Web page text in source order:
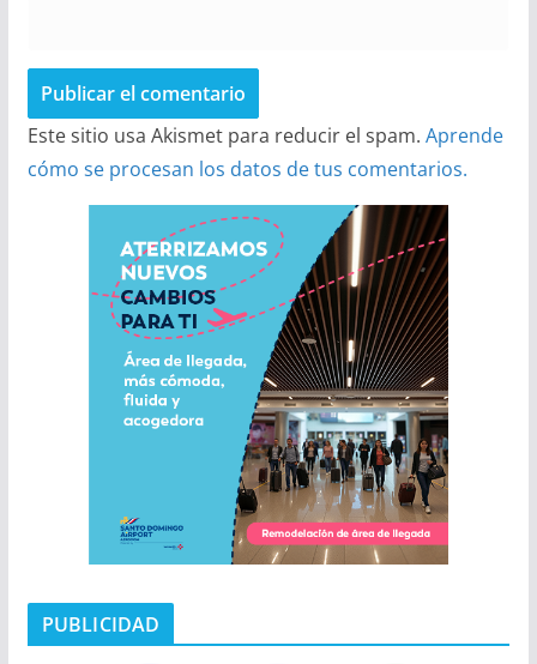
Este sitio usa Akismet para reducir el spam. Aprende
cómo se procesan los datos de tus comentarios.
PUBLICIDAD